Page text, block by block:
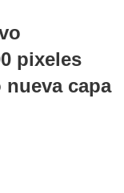
pixeles
nueva capa